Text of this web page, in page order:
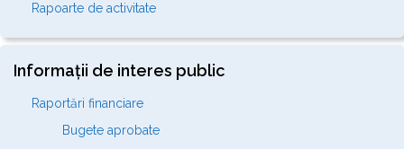
Rapoarte de activitate
Informații de interes public
Raportări financiare
Bugete aprobate